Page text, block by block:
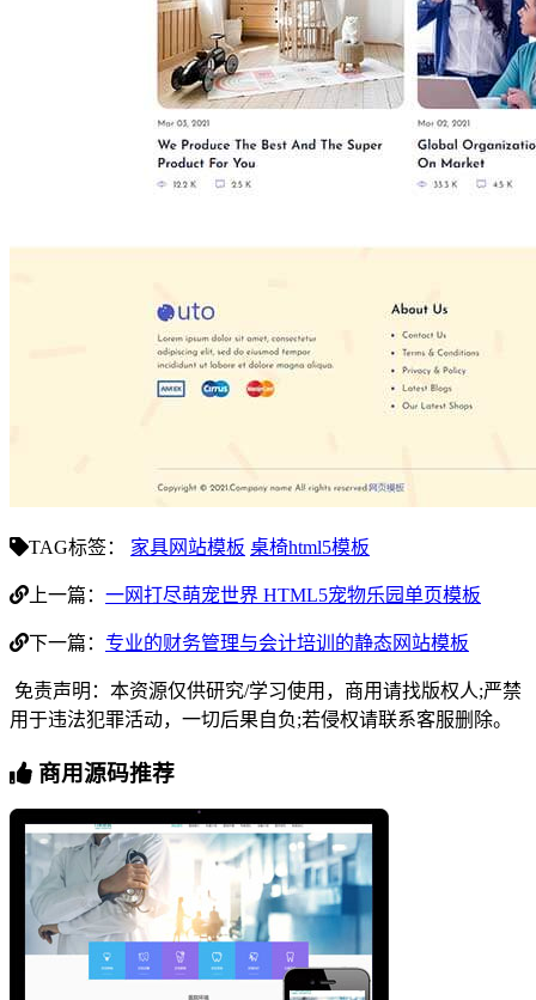
TAG标签： 家具网站模板 桌椅html5模板
上一篇： 一网打尽萌宠世界 HTML5宠物乐园单页模板
下一篇： 专业的财务管理与会计培训的静态网站模板
免责声明：本资源仅供研究/学习使用，商用请找版权人;严禁
用于违法犯罪活动，一切后果自负;若侵权请联系客服删除。
商用源码推荐